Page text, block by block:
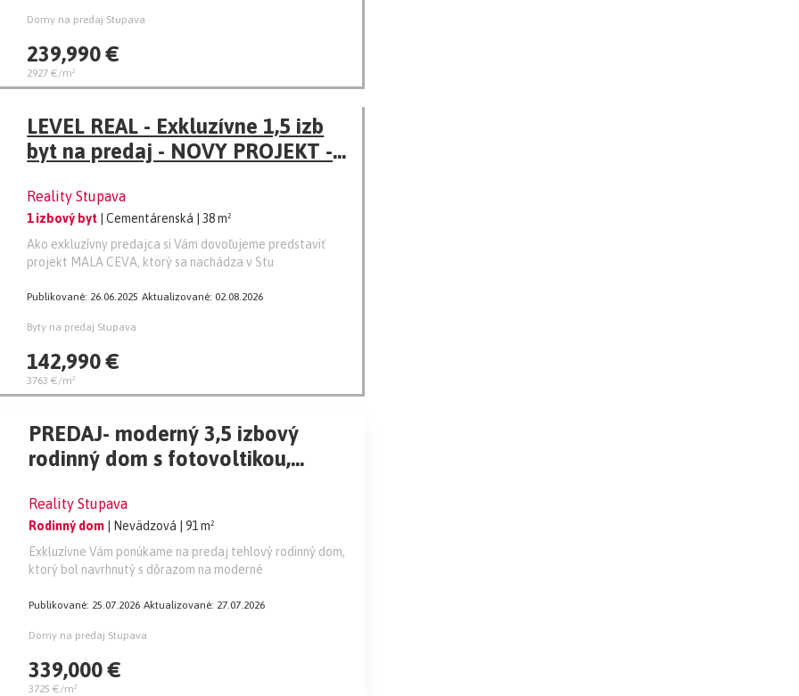
Domy na predaj Stupava
239,990 €
2927 €/m²
LEVEL REAL - Exkluzívne 1,5 izb
byt na predaj - NOVY PROJEKT -
Reality Stupava
1 izbový byt | Cementárenská
| 38 m²
Ako exkluzívny predajca si Vám dovoľujeme predstaviť
projekt MALA CEVA, ktorý sa nachádza v Stu
Publikované: 26.06.2025 Aktualizované: 02.08.2026
Byty na predaj Stupava
142,990 €
3763 €/m²
PREDAJ- moderný 3,5 izbový
rodinný dom s fotovoltikou,
Reality Stupava
Rodinný dom | Nevädzová
| 91 m²
Exkluzívne Vám ponúkame na predaj tehlový rodinný dom,
ktorý bol navrhnutý s dôrazom na moderné
Publikované: 25.07.2026 Aktualizované: 27.07.2026
Domy na predaj Stupava
339,000 €
3725 €/m²